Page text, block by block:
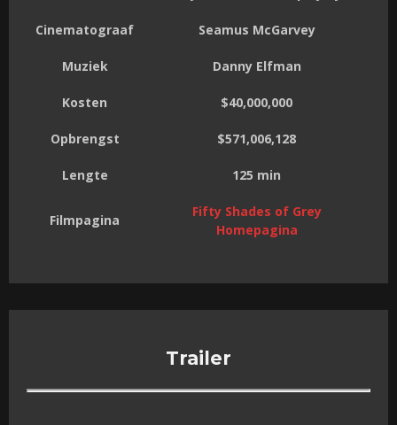
Cinematograaf Seamus McGarvey
Muziek Danny Elfman
Kosten $40,000,000
Opbrengst $571,006,128
Lengte 125 min
Filmpagina
Fifty Shades of Grey
Homepagina
Trailer